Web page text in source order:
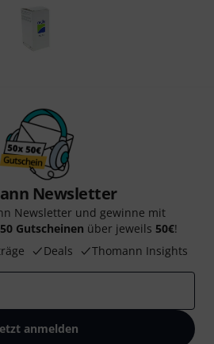
Newsletter
Newsletter und gewinne mit
50 Gutscheinen über jeweils 50€!
Deals Thomann Insights
anmelden